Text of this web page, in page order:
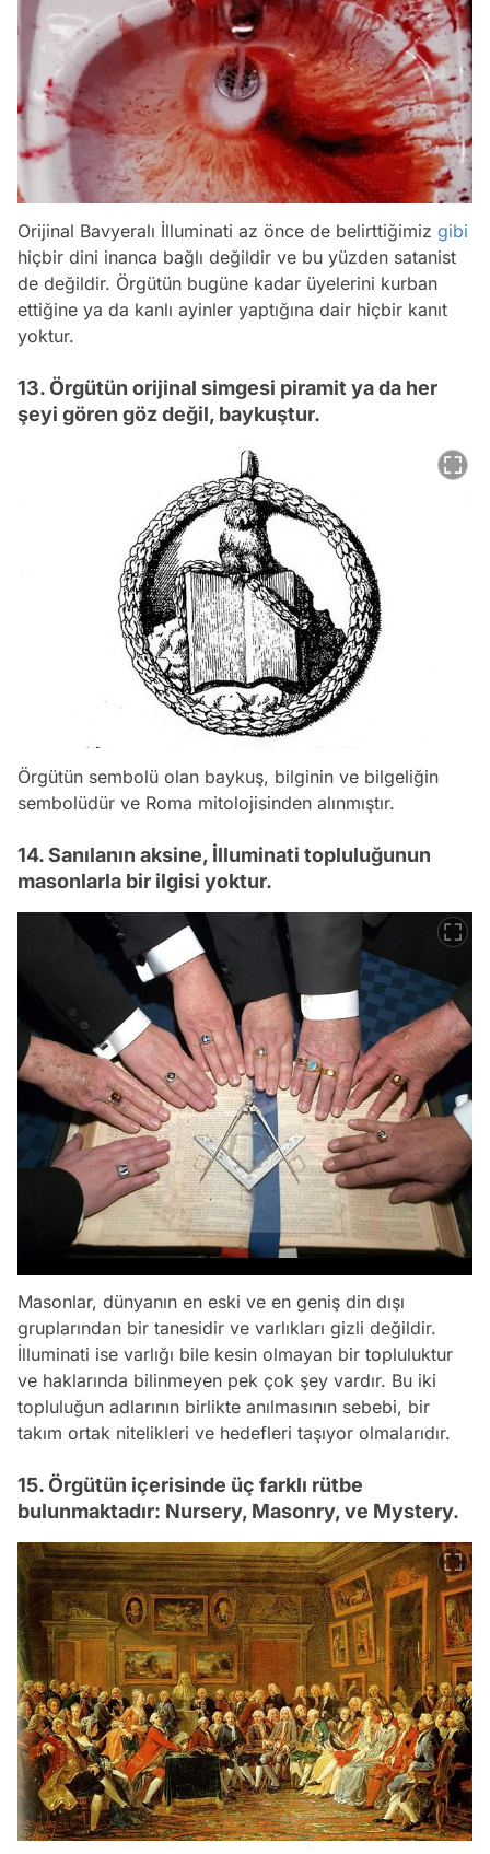
Orijinal Bavyeralı İlluminati az önce de belirttiğimiz gibi
hiçbir dini inanca bağlı değildir ve bu yüzden satanist
de değildir. Örgütün bugüne kadar üyelerini kurban
ettiğine ya da kanlı ayinler yaptığına dair hiçbir kanıt
yoktur.
13. Örgütün orijinal simgesi piramit ya da her
şeyi gören göz değil, baykuştur.
Örgütün sembolü olan baykuş, bilginin ve bilgeliğin
sembolüdür ve Roma mitolojisinden alınmıştır.
14. Sanılanın aksine, İlluminati topluluğunun
masonlarla bir ilgisi yoktur.
Masonlar, dünyanın en eski ve en geniş din dışı
gruplarından bir tanesidir ve varlıkları gizli değildir.
İlluminati ise varlığı bile kesin olmayan bir topluluktur
ve haklarında bilinmeyen pek çok şey vardır. Bu iki
topluluğun adlarının birlikte anılmasının sebebi, bir
takım ortak nitelikleri ve hedefleri taşıyor olmalarıdır.
15. Örgütün içerisinde üç farklı rütbe
bulunmaktadır: Nursery, Masonry, ve Mystery.